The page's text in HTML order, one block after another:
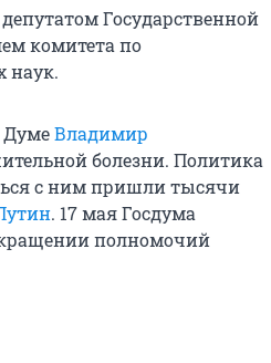
Государственной
комитета по
наук.
ДумеВладимир
болезни. Политика
с ним пришли тысячи
. 17 мая Госдума
полномочий